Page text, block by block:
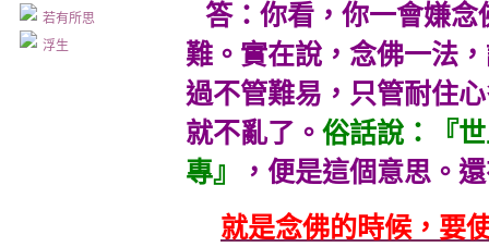
若有所思
浮生
答：你看，你一會嫌
難。實在說，念佛一法
過不管難易，只管耐住
就不亂了。 俗話說：『
專』
，便是這個意思。
就是念佛的時候，要